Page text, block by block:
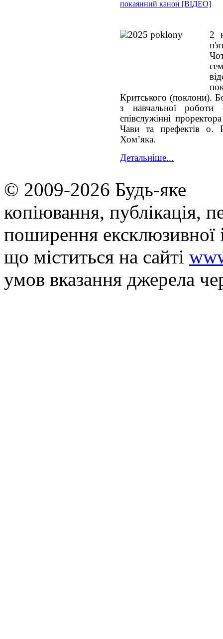
покаянний канон [ВІДЕО]
2
Критського (поклони).
з навчальної
співслужінні
Чави та префектів о.
Хом’яка.
Детальніше...
© 2009-2026 Будь-яке
копiювання, публiкацiя,
поширення
що мiститься на сайті
умов вказання джерела